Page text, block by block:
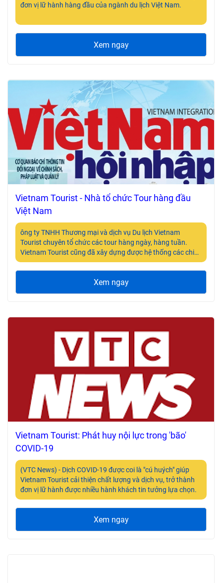
đơn vị lữ hành hàng đầu của ngành du lịch Việt Nam.
Xem ngay
Vietnam Tourist - Nhà tổ chức Tour hàng đầu
Việt Nam
ông ty TNHH Thương mại và dịch vụ Du lịch Vietnam
Tourist chuyên tổ chức các tour hàng ngày, hàng tuần.
Vietnam Tourist cũng đã xây dựng được hệ thống các chi
nhánh ở khắp TP.Hồ Chí Minh. Với phương châm “Chất
lượng tiên phong” cùng chính sách đa dạng hóa sản phẩm
và bảo đảm thực hiện đúng những cam kết về chất lượng,
Vietnam Tourist đã định vị trong lòng công chúng là thương
Xem ngay
Vietnam Tourist: Phát huy nội lực trong 'bão'
COVID-19
(VTC News) - Dịch COVID-19 được coi là "cú huých" giúp
Vietnam Tourist cải thiện chất lượng và dịch vụ, trở thành
đơn vị lữ hành được nhiều hành khách tin tưởng lựa chọn.
Xem ngay